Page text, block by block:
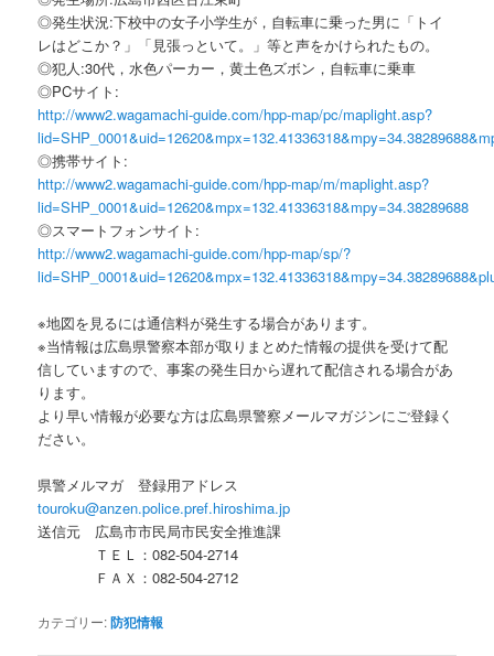
◎発生状況:下校中の女子小学生が，自転車に乗った男に「トイ
レはどこか？」「見張っといて。」等と声をかけられたもの。
◎犯人:30代，水色パーカー，黄土色ズボン，自転車に乗車
◎PCサイト:
http://www2.wagamachi-guide.com/hpp-map/pc/maplight.asp?
◎携帯サイト:
http://www2.wagamachi-guide.com/hpp-map/m/maplight.asp?
lid=SHP_0001&uid=12620&mpx=132.41336318&mpy=34.38289688
◎スマートフォンサイト:
http://www2.wagamachi-guide.com/hpp-map/sp/?
※地図を見るには通信料が発生する場合があります。
※当情報は広島県警察本部が取りまとめた情報の提供を受けて配
信していますので、事案の発生日から遅れて配信される場合があ
ります。
より早い情報が必要な方は広島県警察メールマガジンにご登録く
ださい。
県警メルマガ 登録用アドレス
touroku@anzen.police.pref.hiroshima.jp
送信元 広島市市民局市民安全推進課
ＴＥＬ：082-504-2714
ＦＡＸ：082-504-2712
カテゴリー:防犯情報